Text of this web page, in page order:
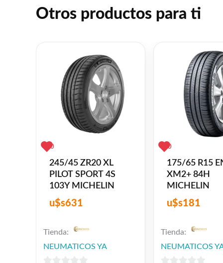
ME GUSTA0
👍 0 personas recomiendan este producto
Otros productos para ti
0
245/45 ZR20 XL
PILOT SPORT 4S
103Y MICHELIN
u$s631
Tienda:
NEUMATICOS YA
0
175/65 R15
XM2+ 84H
MICHELIN
u$s181
Tienda:
NEUMATICOS